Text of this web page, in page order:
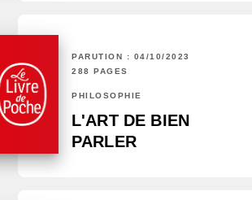
PARUTION : 04/10/2023
288 PAGES
PHILOSOPHIE
L'ART DE BIEN
PARLER